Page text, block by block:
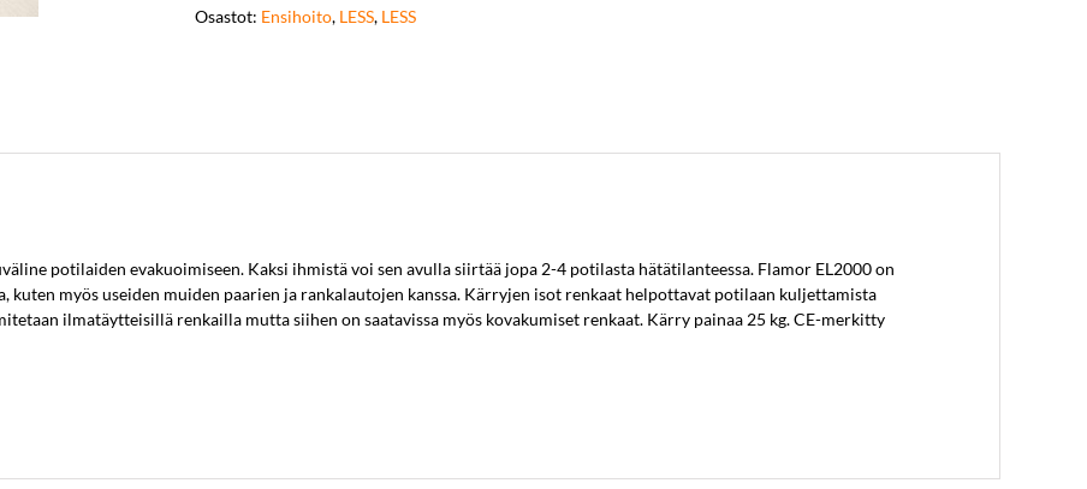
Osastot: Ensihoito, LESS, LESS
potilaiden evakuoimiseen. Kaksi ihmistä voi sen avulla siirtää jopa 2-4 potilasta hätätilanteessa. Flamor EL2000 on
kuten myös useiden muiden paarien ja rankalautojen kanssa. Kärryjen isot renkaat helpottavat potilaan kuljettamista
ilmatäytteisillä renkailla mutta siihen on saatavissa myös kovakumiset renkaat. Kärry painaa 25 kg. CE-merkitty